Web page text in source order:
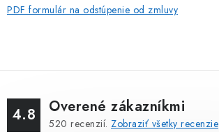
PDF formulár na odstúpenie od zmluvy
4.8 Overené zákazníkmi
520 recenzií. Zobraziť všetky recenzie